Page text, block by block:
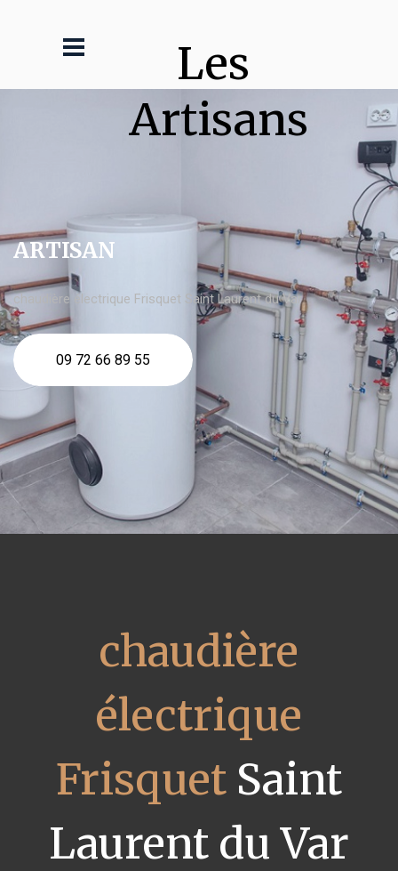
Les
Artisans
ARTISAN
chaudière électrique Frisquet Saint Laurent du Var
09 72 66 89 55
chaudière
électrique
FrisquetSaint
Laurent du Var